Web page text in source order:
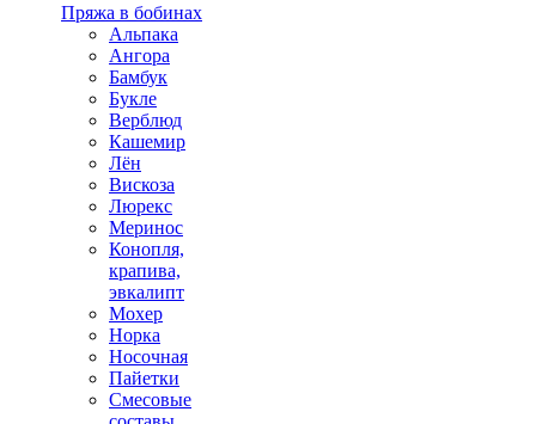
Пряжа в бобинах
Альпака
Ангора
Бамбук
Букле
Верблюд
Кашемир
Лён
Вискоза
Люрекс
Меринос
Конопля,
крапива,
эвкалипт
Мохер
Норка
Носочная
Пайетки
Смесовые